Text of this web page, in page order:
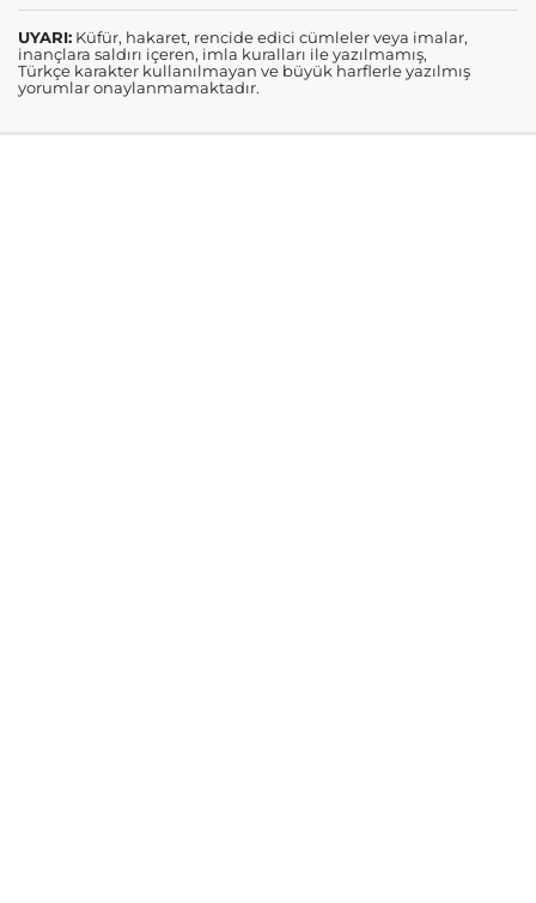
UYARI: Küfür, hakaret, rencide edici cümleler veya imalar,
inançlara saldırı içeren, imla kuralları ile yazılmamış,
Türkçe karakter kullanılmayan ve büyük harflerle yazılmış
yorumlar onaylanmamaktadır.